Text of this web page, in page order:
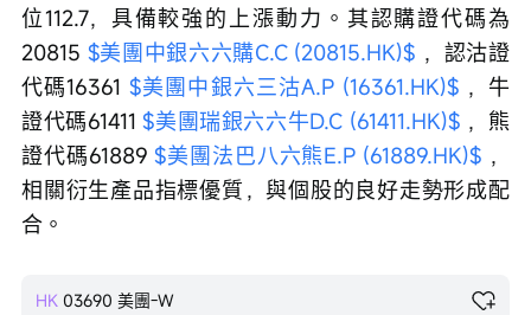
位112.7，具備較強的上漲動力。其認購證代碼為
20815 $美團中銀六六購C.C (20815.HK)$ ，認沽證
代碼16361 $美團中銀六三沽A.P (16361.HK)$ ，牛
證代碼61411 $美團瑞銀六六牛D.C (61411.HK)$ ，熊
證代碼61889 $美團法巴八六熊E.P (61889.HK)$ ，
相關衍生產品指標優質，與個股的良好走勢形成配
合。
HK 03690 美團-W